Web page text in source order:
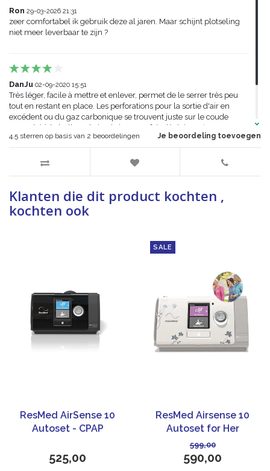
Ron 29-03-2026 21:31
zeer comfortabel ik gebruik deze al jaren. Maar schijnt plotseling
niet meer leverbaar te zijn ?
DanJu 02-09-2020 15:51
Très léger, facile à mettre et enlever, permet de le serrer très peu
tout en restant en place. Les perforations pour la sortie d'air en
excédent ou du gaz carbonique se trouvent juste sur le coude
accroché à la bulle, et le jet d'air est parfois déplaisant (courant
d'air) selon la façon dont il est dirigé. Il faut trouver la bonne
position pour le tube apportant l'air au masque de façon à ce qu'il
ne gêne pas et ne tire pas les narines vers le haut. Une fois bien
Je beoordeling toevoegen
4.5 sterren op basis van 2 beoordelingen
Klanten die dit product kochten ,
kochten ook
ResMed AirSense 10
Autoset - CPAP
525,00
SALE
ResMed Airsense 10
Autoset for Her
599,00
590,00